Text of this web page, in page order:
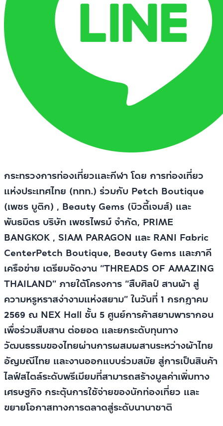
กระทรวงการท่องเที่ยวและกีฬา โดย การท่องเที่ยว
แห่งประเทศไทย (ททท.) ร่วมกับ Petch Boutique
(เพชร บูติก) , Beauty Gems (บิวตี้เจมส์) และ
พันธมิตร บริษัท เพชรไพรม์ จำกัด, PRIME
BANGKOK , SIAM PARAGON และ RANI Fabric
CenterPetch Boutique, Beauty Gems และภาคี
เครือข่าย เตรียมจัดงาน “THREADS OF AMAZING
THAILAND” ภายใต้โครงการ “สืบศิลป์ สานผ้า สู่
ความหรูหราสง่างามแห่งสยาม” ในวันที่ 1 กรกฎาคม
2569 ณ NEX Hall ชั้น 5 ศูนย์การค้าสยามพารากอน
เพื่อร่วมสืบสาน ต่อยอด และยกระดับทุนทาง
วัฒนธรรมของไทยผ่านการผสมผสานระหว่างผ้าไทย
อัญมณีไทย และงานออกแบบร่วมสมัย สู่การเป็นสินค้า
ไลฟ์สไตล์ระดับพรีเมียมที่สามารถสร้างมูลค่าเพิ่มทาง
เศรษฐกิจ กระตุ้นการใช้จ่ายของนักท่องเที่ยว และ
ขยายโอกาสทางการตลาดสู่ระดับนานาชาติ